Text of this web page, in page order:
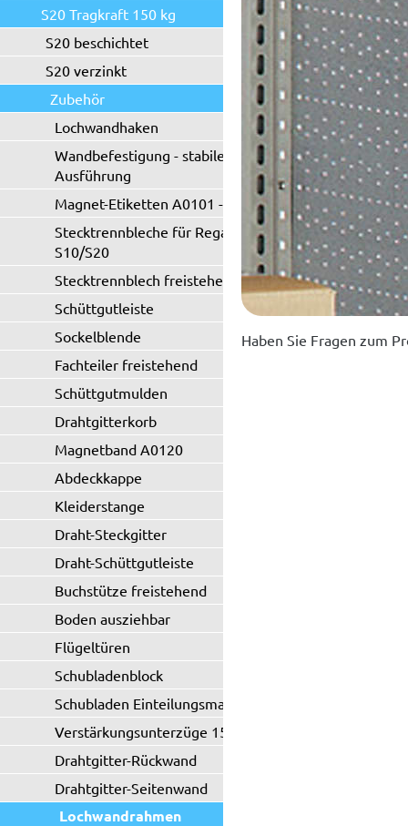
S20 Tragkraft 150 kg
S20 beschichtet
S20 verzinkt
Zubehör
Lochwandhaken
Wandbefestigung - stabile
Ausführung
Magnet-Etiketten A0101 - A0102
Stecktrennbleche für Regaltyp
S10/S20
Stecktrennblech freistehend
Schüttgutleiste
Sockelblende
Fachteiler freistehend
Schüttgutmulden
Drahtgitterkorb
Magnetband A0120
Abdeckkappe
Kleiderstange
Draht-Steckgitter
Draht-Schüttgutleiste
Buchstütze freistehend
Boden ausziehbar
Flügeltüren
Schubladenblock
Schubladen Einteilungsmaterial
Verstärkungsunterzüge 150 kg
Drahtgitter-Rückwand
Drahtgitter-Seitenwand
Lochwandrahmen
Haben Sie Fragen zum